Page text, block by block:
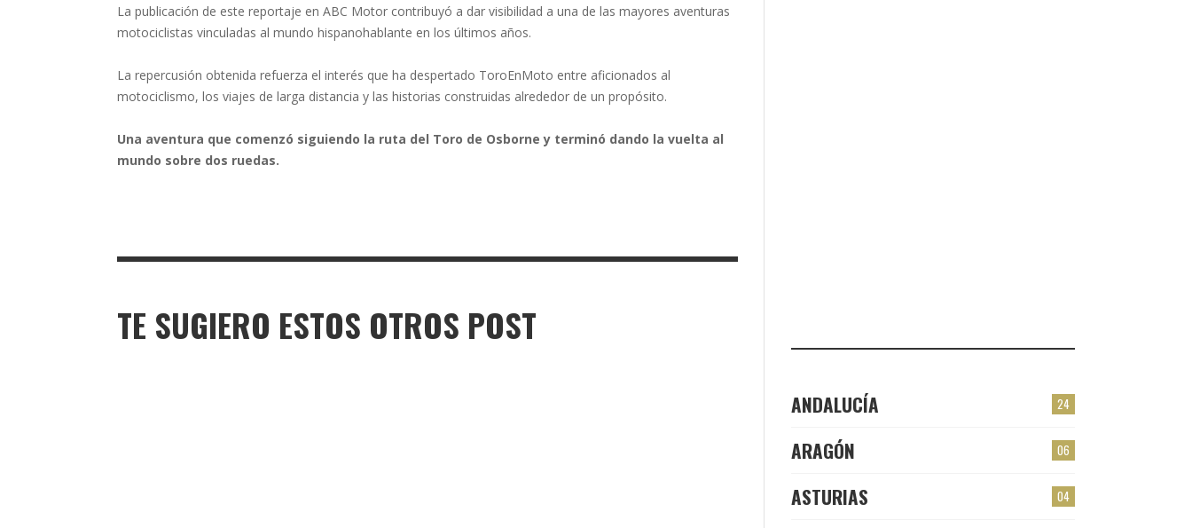
La publicación de este reportaje en ABC Motor contribuyó a dar visibilidad a una de las mayores aventuras
motociclistas vinculadas al mundo hispanohablante en los últimos años.
La repercusión obtenida refuerza el interés que ha despertado ToroEnMoto entre aficionados al
motociclismo, los viajes de larga distancia y las historias construidas alrededor de un propósito.
Una aventura que comenzó siguiendo la ruta del Toro de Osborne y terminó dando la vuelta al
mundo sobre dos ruedas.
TE SUGIERO ESTOS OTROS POST
24
ANDALUCÍA
06
ARAGÓN
04
ASTURIAS